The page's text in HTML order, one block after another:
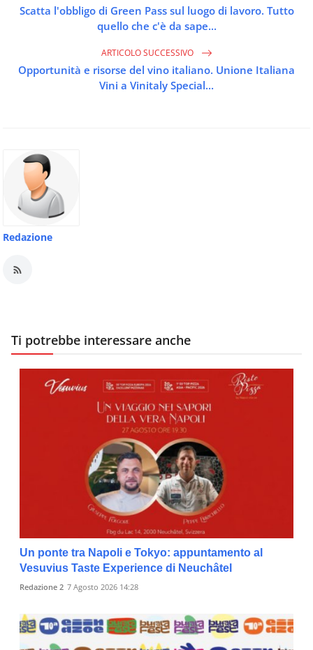
Scatta l'obbligo di Green Pass sul luogo di lavoro. Tutto
quello che c'è da sape...
ARTICOLO SUCCESSIVO
Opportunità e risorse del vino italiano. Unione Italiana
Vini a Vinitaly Special...
Redazione
Ti potrebbe interessare anche
Un ponte tra Napoli e Tokyo: appuntamento al
Vesuvius Taste Experience di Neuchâtel
Redazione 2 7 Agosto 2026 14:28